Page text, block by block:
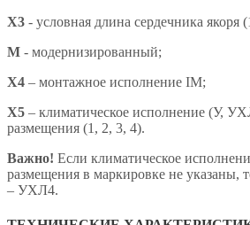
X3 - условная длина сердечника якоря
М - модернизированный;
Х4 – монтажное исполнение IM;
X5 – климатическое исполнение (У,
размещения (1, 2, 3, 4).
Важно! Если климатическое
размещения в маркировке не указаны,
– УХЛ4.